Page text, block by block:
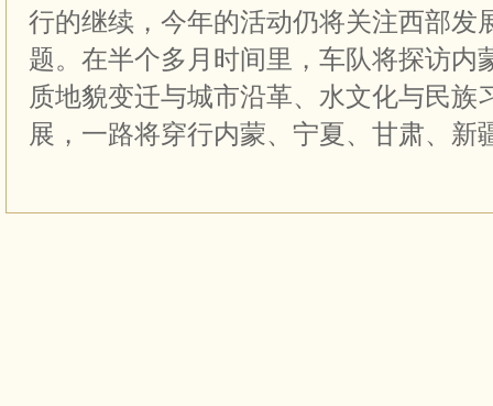
行的继续，今年的活动仍将关注西部发
题。在半个多月时间里，车队将探访内
质地貌变迁与城市沿革、水文化与民族
展，一路将穿行内蒙、宁夏、甘肃、新